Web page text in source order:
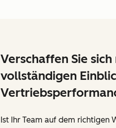
Verschaffen Sie
vollständigen
Ist Ihr Team auf dem richtigen